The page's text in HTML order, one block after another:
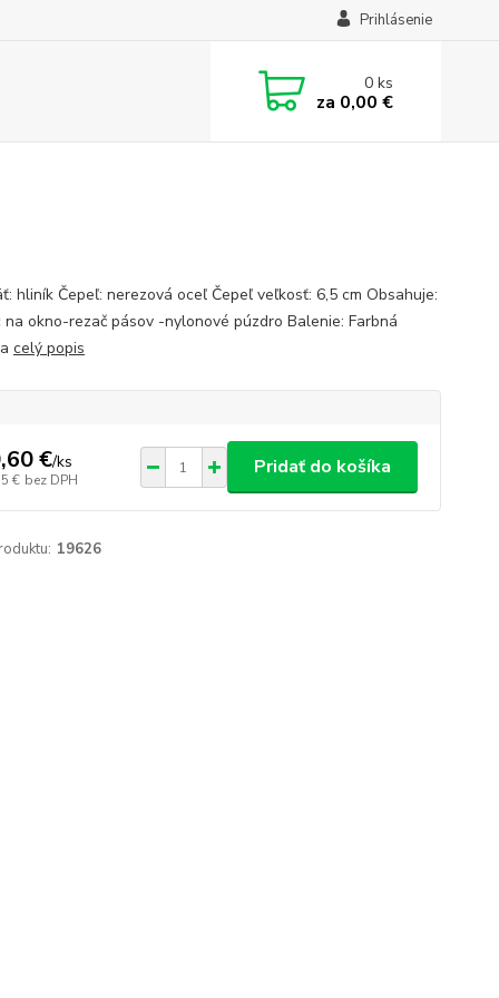
Prihlásenie
0ks
za 0,00 €
hliník Čepeľ: nerezová oceľ Čepeľ veľkosť: 6,5 cm Obsahuje:
na okno-rezač pásov -nylonové púzdro Balenie: Farbná
celý popis
€/ks
€ bez DPH
Pridať do košíka
19626